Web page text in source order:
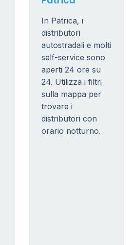
In Patrica, i
distributori
autostradali e molti
self-service sono
aperti 24 ore su
24. Utilizza i filtri
sulla mappa per
trovare i
distributori con
orario notturno.